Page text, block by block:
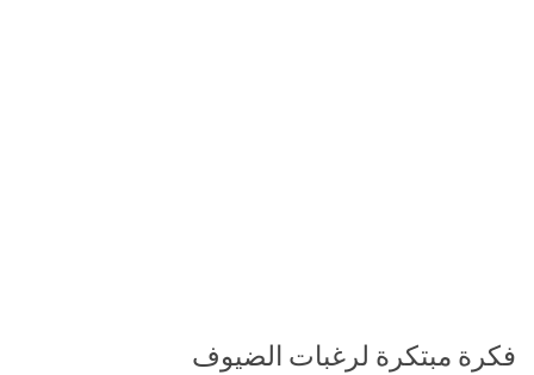
فكرة مبتكرة لرغبات الضيوف